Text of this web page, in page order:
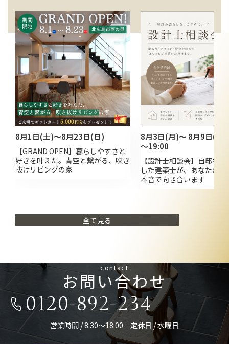
8月1日(土)～8月23日(日)
【GRAND OPEN】暮らしやすさと
好きを叶えた。青空と繋がる、吹き
抜けリビングの家
8月3日(月)～ 8月9日(
～19:00
【設計士相談会】自邸を
した建築士が、あなたの
本音で向き合います
全て見る
contact
お問い合わせ
0120-892-234
営業時間 / 8:30～18:00 定休日 / 水曜日